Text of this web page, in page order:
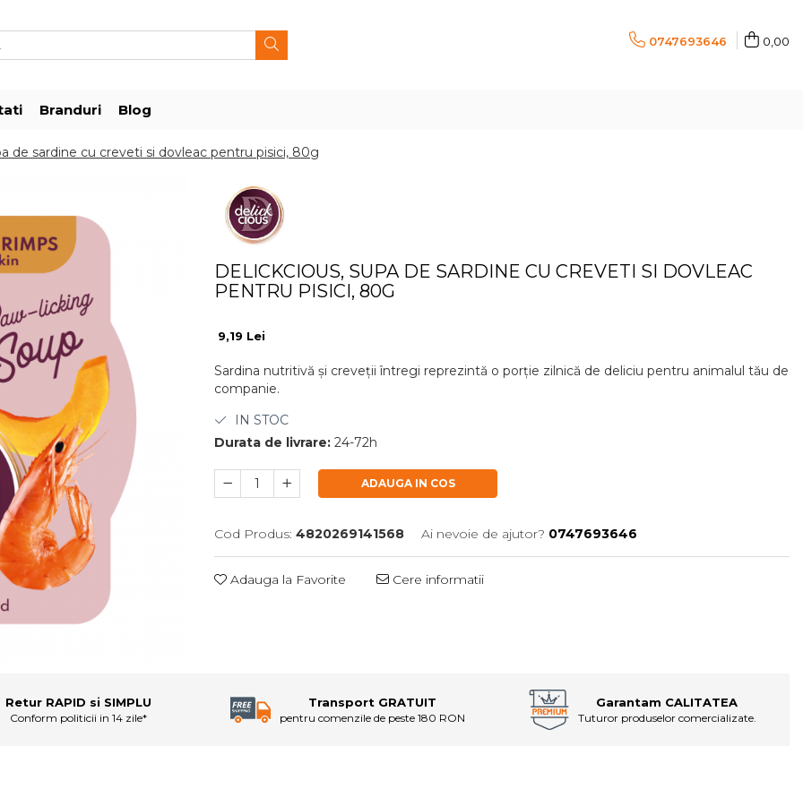
0747693646 0,00
Branduri Blog
de sardine cu creveti si dovleac pentru pisici, 80g
DELICKCIOUS, SUPA DE SARDINE CU CREVETI SI DOVLEAC
PENTRU PISICI, 80G
9,19 Lei
Sardina nutritivă și creveții întregi reprezintă o porție zilnică de deliciu pentru animalul tău de
companie.
IN STOC
Durata de livrare: 24-72h
ADAUGA IN COS
Cod Produs: 4820269141568 Ai nevoie de ajutor? 0747693646
Adauga la Favorite Cere informatii
Retur RAPID si SIMPLU
Conform politicii in 14 zile*
Transport GRATUIT
pentru comenzile de peste 180 RON
Garantam CALITATEA
Tuturor produselor comercializate.